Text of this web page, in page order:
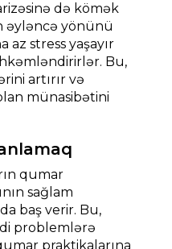
də kömək
əyləncə yönünü
az stress yaşayır
Bu,
artırır və
münasibətini
anlamaq
qumar
sağlam
baş verir. Bu,
problemlərə
praktikalarına